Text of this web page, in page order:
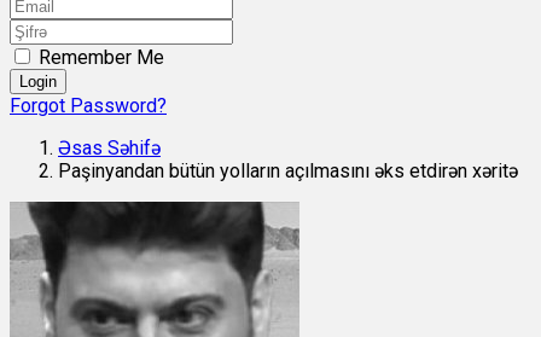
Remember Me
Login
Forgot Password?
Əsas Səhifə
Paşinyandan bütün yolların açılmasını əks etdirən xəritə